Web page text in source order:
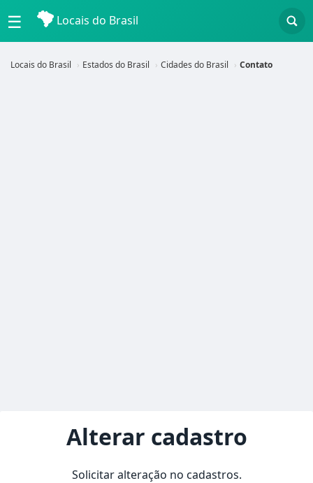
☰ Locais do Brasil
Locais do Brasil Estados do Brasil Cidades do Brasil Contato
Alterar cadastro
Solicitar alteração no cadastros.